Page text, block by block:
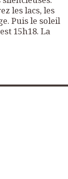
les lacs, les
Puis le soleil
15h18. La